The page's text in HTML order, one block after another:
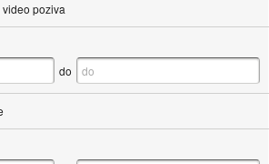
poziva
do